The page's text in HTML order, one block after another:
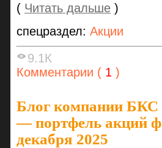
( Читать дальше )
спецраздел: Акции
9.1К
Комментарии ( 1 )
Блог компании БКС
— портфель акций
декабря 2025